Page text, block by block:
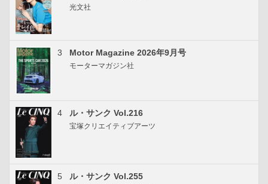
光文社
3 Motor Magazine 2026年9月号
モーターマガジン社
4 ル・サンク Vol.216
宝塚クリエイティブアーツ
5 ル・サンク Vol.255